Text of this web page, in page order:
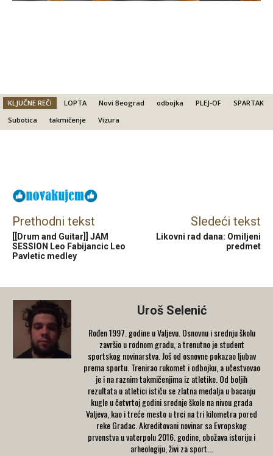
KLJUČNE REČI LOPTA Novi Beograd odbojka PLEJ-OF
SPARTAK
Subotica
takmičenje Vizura
Prethodni tekst
[[Drum and Guitar]] JAM
SESSION Leo Fabijancic Leo
Pavletic medley
Sledeći tekst
Likovni rad dana: Omiljeni
predmet
Uroš Selenić
Rođen 1997. godine u Valjevu. Osnovnu i srednju školu
završio u rodnom gradu, a trenutno je student
sportskog novinarstva. Još od osnovne pokazao ljubav
prema sportu. Trenirao rukomet i odbojku, a učestvovao
je i na raznim takmičenjima iz atletike. Od boljih
rezultata u atletici ističu se zlatna medalja u bacanju
kugle u četvrtoj godini srednje škole na nivou grada
Valjeva, kao i treće mesto u trci na tri kilometra pored
reke Gradac. Akreditovani novinar sa Evropskog
prvenstva u vaterpolu 2016. godine, obožava istoriju i
arheologiju, živi za sport...